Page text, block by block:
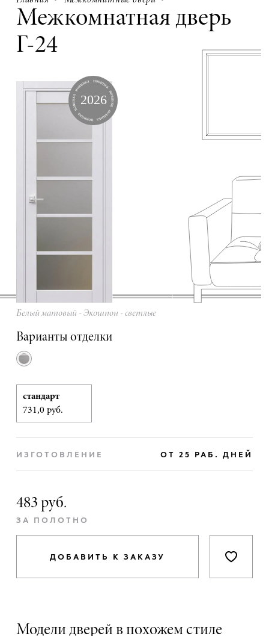
ИЗГОТОВЛЕНИЕ ОТ 25 РАБ. ДНЕЙ
483 руб.
ЗА ПОЛОТНО
ДОБАВИТЬ К ЗАКАЗУ
Межкомнатная дверь
Г-24
Белый матовый - Экошпон - светлые
Варианты отделки
стандарт
731,0 руб.
Модели дверей в похожем стиле